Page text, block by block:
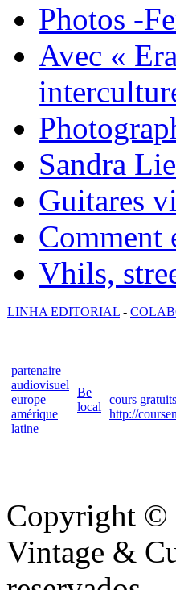
Photos -
Avec «
Sandra
Guitares
Comment
Vhils,
LINHA EDITORIAL -
partenaire
audiovisuel
europe
amérique
latine
Be
local
cours gratuits
http://
Copyright ©
Vintage &